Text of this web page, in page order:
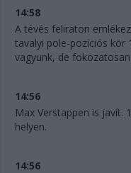
14:58
A tévés feliraton
tavalyi pole-pozíciós kör
vagyunk, de
14:56
Max Verstappen is javít.
helyen.
14:56